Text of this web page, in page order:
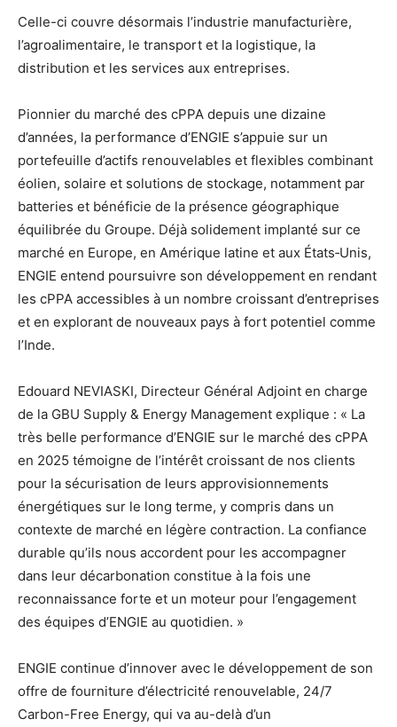
Celle-ci couvre désormais l’industrie manufacturière,
l’agroalimentaire, le transport et la logistique, la
distribution et les services aux entreprises.
Pionnier du marché des cPPA depuis une dizaine
d’années, la performance d’ENGIE s’appuie sur un
portefeuille d’actifs renouvelables et flexibles combinant
éolien, solaire et solutions de stockage, notamment par
batteries et bénéficie de la présence géographique
équilibrée du Groupe. Déjà solidement implanté sur ce
marché en Europe, en Amérique latine et aux États‑Unis,
ENGIE entend poursuivre son développement en rendant
les cPPA accessibles à un nombre croissant d’entreprises
et en explorant de nouveaux pays à fort potentiel comme
l’Inde.
Edouard NEVIASKI, Directeur Général Adjoint en charge
de la GBU Supply & Energy Management explique : « La
très belle performance d’ENGIE sur le marché des cPPA
en 2025 témoigne de l’intérêt croissant de nos clients
pour la sécurisation de leurs approvisionnements
énergétiques sur le long terme, y compris dans un
contexte de marché en légère contraction. La confiance
durable qu’ils nous accordent pour les accompagner
dans leur décarbonation constitue à la fois une
reconnaissance forte et un moteur pour l’engagement
des équipes d’ENGIE au quotidien. »
ENGIE continue d’innover avec le développement de son
offre de fourniture d’électricité renouvelable, 24/7
Carbon-Free Energy, qui va au-delà d’un